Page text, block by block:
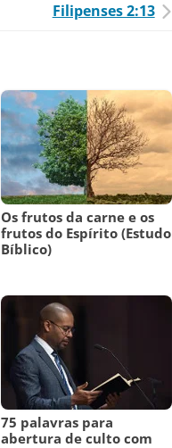
Filipenses 2:13
Os frutos da carne e os
frutos do Espírito (Estudo
Bíblico)
75 palavras para
abertura de culto com